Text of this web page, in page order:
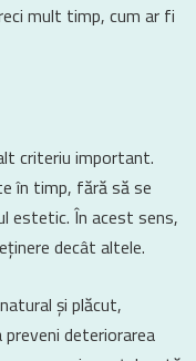
mult timp, cum ar fi
criteriu important.
în timp, fără să se
estetic. În acest sens,
decât altele.
și plăcut,
deteriorarea